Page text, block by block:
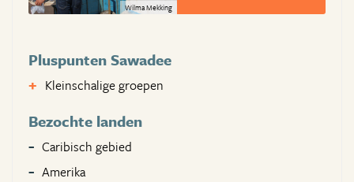
Wilma Mekking
Pluspunten Sawadee
Kleinschalige groepen
Bezochte landen
Caribisch gebied
Amerika